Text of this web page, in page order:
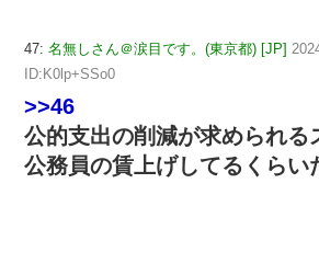
47: 名無しさん＠涙目です。(東京都) [JP]
ID:K0lp+SSo0
>>46
公的支出の削減が求められる
公務員の賃上げしてるくらい